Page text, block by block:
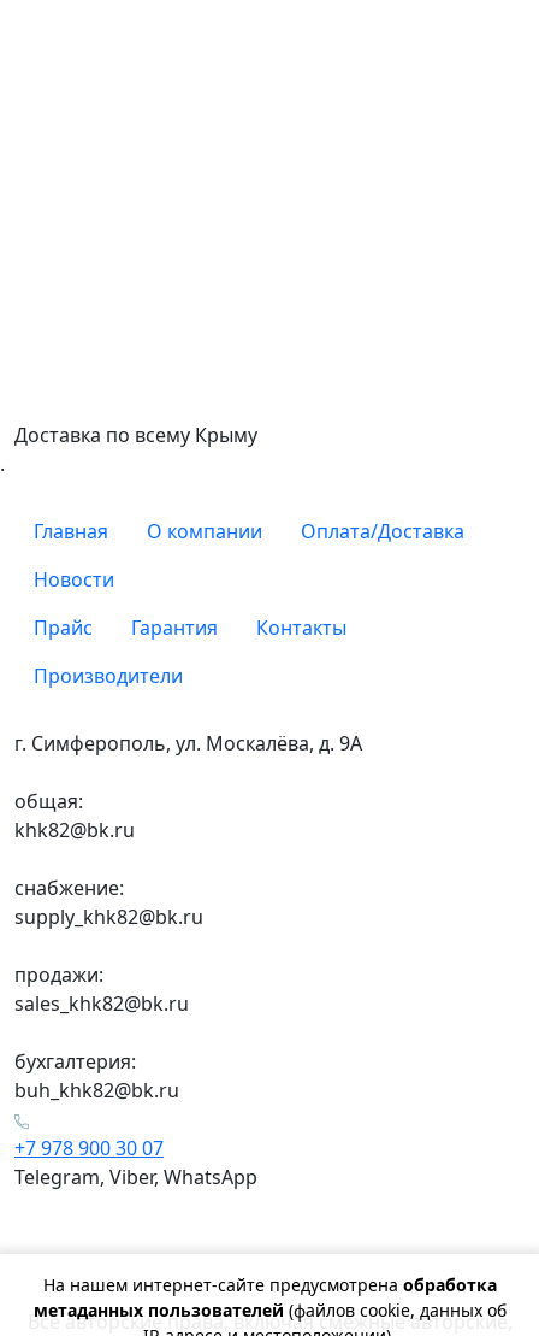
На нашем интернет-сайте предусмотрена обработка
метаданных пользователей (файлов cookie, данных об
Доставка по всему Крыму
.
Главная О компании
Оплата/Доставка
Новости
Прайс
Гарантия
Контакты
Производители
г. Симферополь, ул. Москалёва, д. 9А
общая:
khk82@bk.ru
снабжение:
supply_khk82@bk.ru
продажи:
sales_khk82@bk.ru
бухгалтерия:
buh_khk82@bk.ru
+7 978 900 30 07
Telegram, Viber, WhatsApp
Все авторские права, включая смежные авторские,